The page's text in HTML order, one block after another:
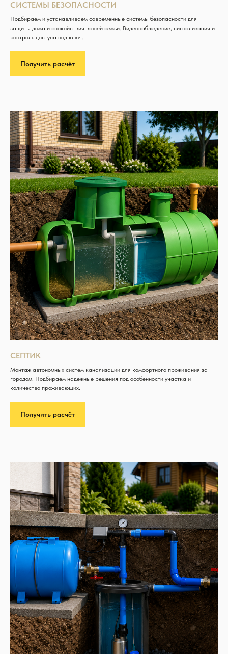
СИСТЕМЫ БЕЗОПАСНОСТИ
Подбираем и устанавливаем современные системы безопасности для
защиты дома и спокойствия вашей семьи. Видеонаблюдение, сигнализация и
контроль доступа под ключ.
Получить расчёт
СЕПТИК
Монтаж автономных систем канализации для комфортного проживания за
городом. Подбираем надежные решения под особенности участка и
количество проживающих.
Получить расчёт